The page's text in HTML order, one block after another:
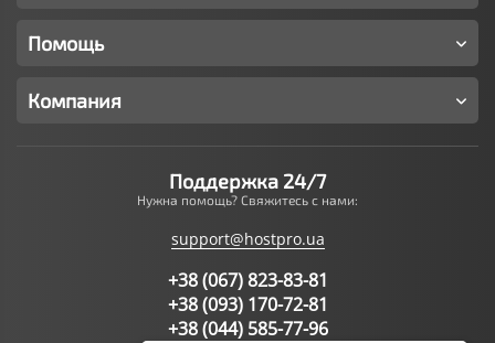
Помощь
Компания
Поддержка 24/7
Нужна помощь? Свяжитесь с нами:
support@hostpro.ua
+38 (067) 823-83-81
+38 (093) 170-72-81
+38 (044) 585-77-96